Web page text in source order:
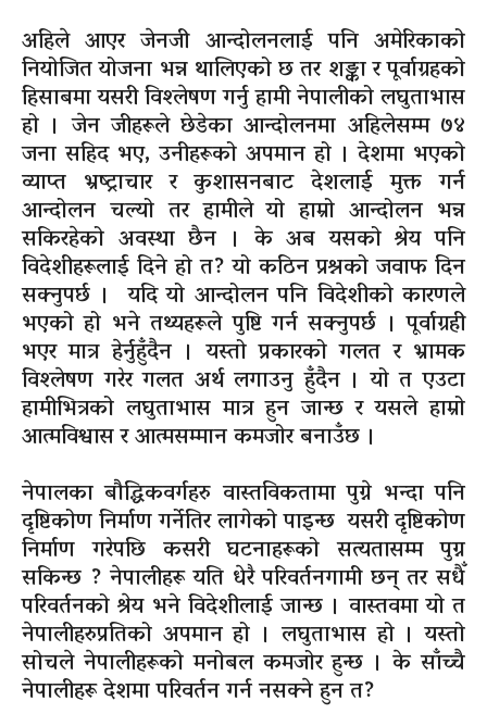
अहिले आएर जेनजी आन्दोलनलाई पनि अमेरिकाको
नियोजित योजना भन्न थालिएको छ तर शङ्का र पूर्वाग्रहको
हिसाबमा यसरी विश्लेषण गर्नु हामी नेपालीको लघुताभास
हो । जेन जीहरूले छेडेका आन्दोलनमा अहिलेसम्म ७४
जना सहिद भए, उनीहरूको अपमान हो । देशमा भएको
व्याप्त भ्रष्ट्राचार र कुशासनबाट देशलाई मुक्त गर्न
आन्दोलन चल्यो तर हामीले यो हाम्रो आन्दोलन भन्न
सकिरहेको अवस्था छैन । के अब यसको श्रेय पनि
विदेशीहरूलाई दिने हो त? यो कठिन प्रश्नको जवाफ दिन
सक्नुपर्छ । यदि यो आन्दोलन पनि विदेशीको कारणले
भएको हो भने तथ्यहरूले पुष्टि गर्न सक्नुपर्छ । पूर्वाग्रही
भएर मात्र हेर्नुहुँदैन । यस्तो प्रकारको गलत र भ्रामक
विश्लेषण गरेर गलत अर्थ लगाउनु हुँदैन । यो त एउटा
हामीभित्रको लघुताभास मात्र हुन जान्छ र यसले हाम्रो
आत्मविश्वास र आत्मसम्मान कमजोर बनाउँछ ।
नेपालका बौद्धिकवर्गहरु वास्तविकतामा पुग्ने भन्दा पनि
दृष्टिकोण निर्माण गर्नेतिर लागेको पाइन्छ यसरी दृष्टिकोण
निर्माण गरेपछि कसरी घटनाहरूको सत्यतासम्म पुग्न
सकिन्छ ? नेपालीहरू यति धेरै परिवर्तनगामी छन् तर सधैँ
परिवर्तनको श्रेय भने विदेशीलाई जान्छ । वास्तवमा यो त
नेपालीहरुप्रतिको अपमान हो । लघुताभास हो । यस्तो
सोचले नेपालीहरूको मनोबल कमजोर हुन्छ । के साँच्चै
नेपालीहरू देशमा परिवर्तन गर्न नसक्ने हुन त?